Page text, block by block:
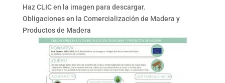
Haz CLIC en la imagen para descargar.
Obligaciones en la Comercialización de Madera y
Productos de Madera